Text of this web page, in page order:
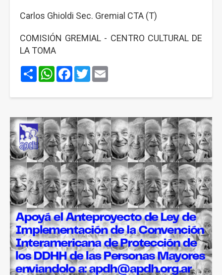
Carlos Ghioldi Sec. Gremial CTA (T)
COMISIÓN GREMIAL - CENTRO CULTURAL DE
LA TOMA
ShareWhatsApp
Facebook
Twitter